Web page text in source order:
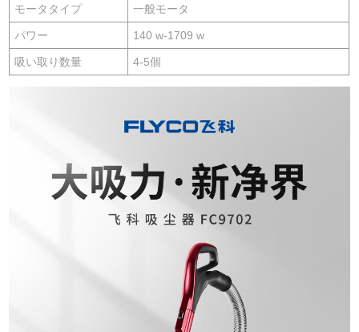
モータタイプ 一般モータ
パワー 140 w-1709 w
吸い取り数量 4-5個